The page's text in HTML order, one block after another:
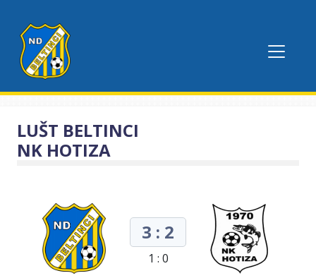
LUŠT BELTINCI
NK HOTIZA
3 : 2
1 : 0